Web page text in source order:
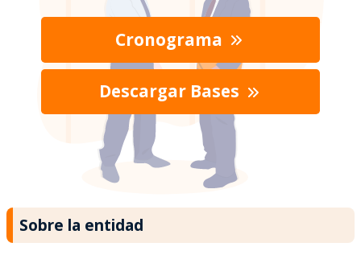
Cronograma
Descargar Bases
Sobre la entidad